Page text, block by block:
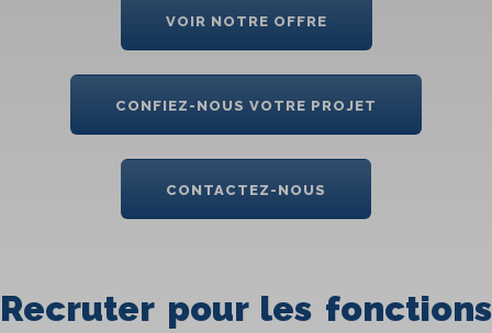
VOIR NOTRE OFFRE
CONFIEZ-NOUS VOTRE PROJET
CONTACTEZ-NOUS
Recruter pour les fonctions